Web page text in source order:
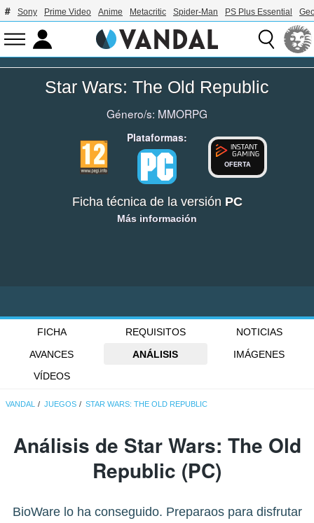
Sony Prime Video Anime Metacritic Spider-Man PS Plus Essential
Star Wars: The Old Republic
Género/s: MMORPG
Plataformas:
OFERTA
Ficha técnica de la versión PC
Más información
FICHA REQUISITOS
NOTICIAS
AVANCES
ANÁLISIS
IMÁGENES
VÍDEOS
VANDAL JUEGOS STAR WARS: THE OLD REPUBLIC
Análisis de Star Wars: The Old
Republic (PC)
BioWare lo ha conseguido. Preparaos para disfrutar